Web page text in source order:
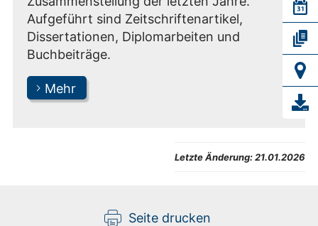
Aufgeführt sind Zeitschriftenartikel,
Dissertationen, Diplomarbeiten und
Buchbeiträge.
Mehr
Letzte Änderung:21.01.2026
Seite drucken